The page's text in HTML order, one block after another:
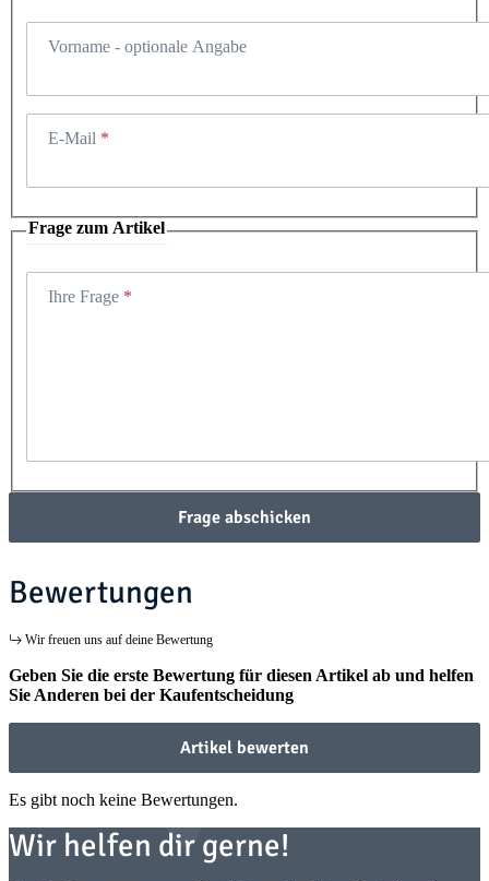
Vorname - optionale Angabe
E-Mail
Frage zum Artikel
Ihre Frage
Frage abschicken
Bewertungen
Wir freuen uns auf deine Bewertung
Geben Sie die erste Bewertung für diesen Artikel ab und helfen
Sie Anderen bei der Kaufentscheidung
Artikel bewerten
Es gibt noch keine Bewertungen.
Wir helfen dir gerne!